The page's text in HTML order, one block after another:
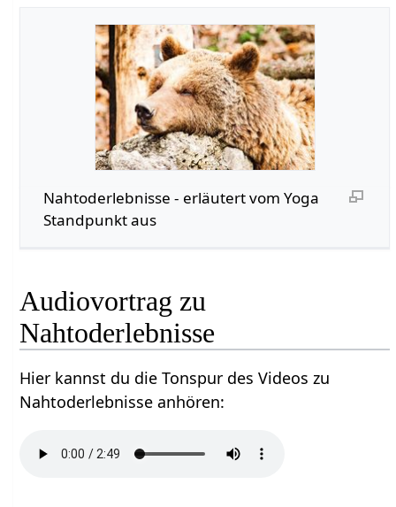
Nahtoderlebnisse - erläutert vom Yoga
Standpunkt aus
Audiovortrag zu
Nahtoderlebnisse
Hier kannst du die Tonspur des Videos zu
Nahtoderlebnisse anhören: